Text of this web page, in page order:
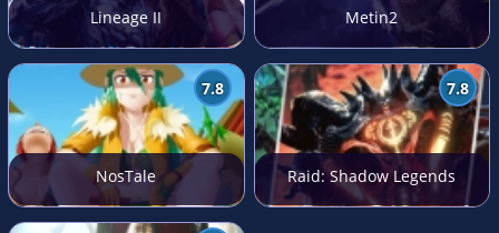
Lineage II Metin2
7.8
NosTale
7.8
Raid: Shadow Legends